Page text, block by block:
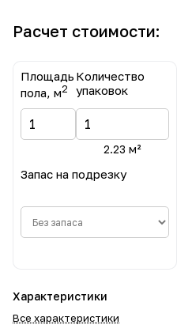
Расчет стоимости:
Площадь
пола, м2
Количество
упаковок
2.23 м²
Запас на подрезку
Характеристики
Все характеристики